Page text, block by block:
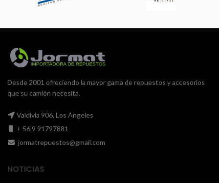
Desde 2001 ofreciendo la mayor gama de repuestos y accesorios
que su camión necesita.
Valdivia 906, Los Ángeles
+ 56 9 91797881
jormatrepuestos@gmail.com
NOTICIAS